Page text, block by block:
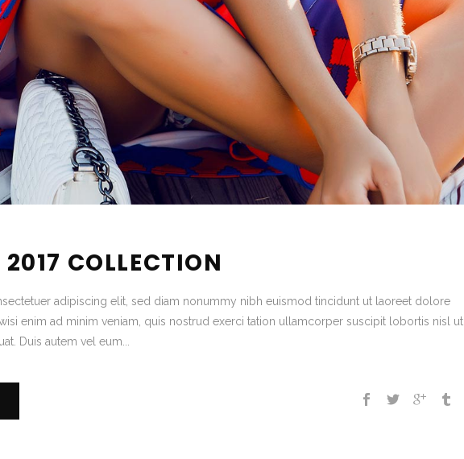
COLLECTION
adipiscing elit, sed diam nonummy nibh euismod tincidunt ut laoreet dolore
enim ad minim veniam, quis nostrud exerci tation ullamcorper suscipit lobortis nisl ut
Duis autem vel eum...